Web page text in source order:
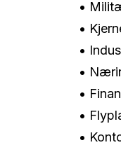
•
•
•
•
•
•
•